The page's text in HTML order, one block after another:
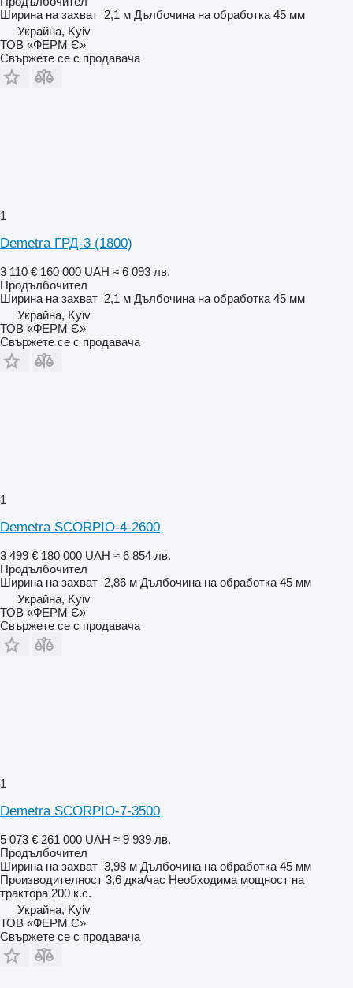
Ширина на захват 2,1 м Дълбочина на обработка 45 мм
Украйна, Kyiv
ТОВ «ФЕРМ Є»
Свържете се с продавача
1
Demetra ГРД-3 (1800)
3 110 € 160 000 UAH ≈ 6 093 лв.
Продълбочител
Ширина на захват 2,1 м Дълбочина на обработка 45 мм
Украйна, Kyiv
ТОВ «ФЕРМ Є»
Свържете се с продавача
1
Demetra SCORPIO-4-2600
3 499 € 180 000 UAH ≈ 6 854 лв.
Продълбочител
Ширина на захват 2,86 м Дълбочина на обработка 45 мм
Украйна, Kyiv
ТОВ «ФЕРМ Є»
Свържете се с продавача
1
Demetra SCORPIO-7-3500
5 073 € 261 000 UAH ≈ 9 939 лв.
Продълбочител
Ширина на захват 3,98 м Дълбочина на обработка 45 мм
Производителност 3,6 дка/час Необходима мощност на
трактора 200 к.с.
Украйна, Kyiv
ТОВ «ФЕРМ Є»
Свържете се с продавача